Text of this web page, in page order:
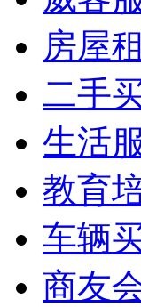
房屋
二手
生活
教育
车辆
商友